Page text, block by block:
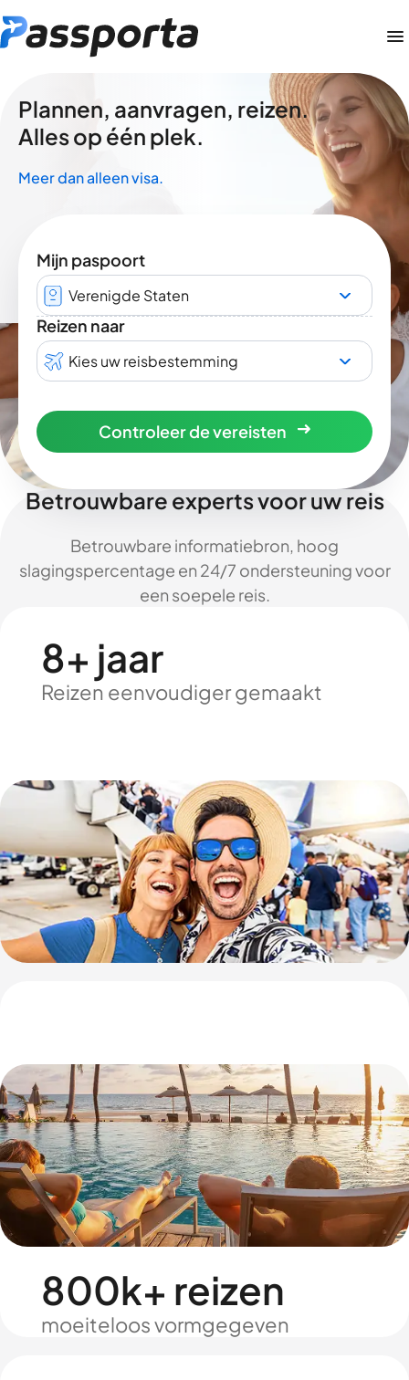
Plannen, aanvragen, reizen.
Alles op één plek.
Meer dan alleen visa.
Mijn paspoort
Verenigde Staten
Reizen naar
Kies uw reisbestemming
Controleer de vereisten
Betrouwbare experts voor uw reis
Betrouwbare informatiebron, hoog
slagingspercentage en 24/7 ondersteuning voor
een soepele reis.
8+ jaar
Reizen eenvoudiger gemaakt
800k+ reizen
moeiteloos vormgegeven